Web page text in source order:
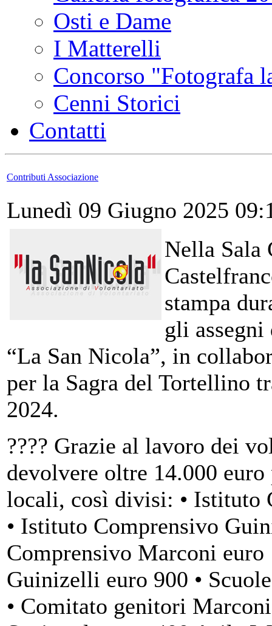
Osti e Dame
I Matterelli
Concorso "Fotografa
Cenni Storici
Contatti
Contributi Associazione
Lunedì 09 Giugno 2025
Nella Sala
stampa
gli
“La San Nicola”, in
per la Sagra del Tortellino
2024.
???? Grazie al lavoro dei
devolvere oltre 14.000
locali, così divisi: • Istituto
• Istituto Comprensivo
Comprensivo Marconi
Guinizelli euro 900 •
• Comitato genitori